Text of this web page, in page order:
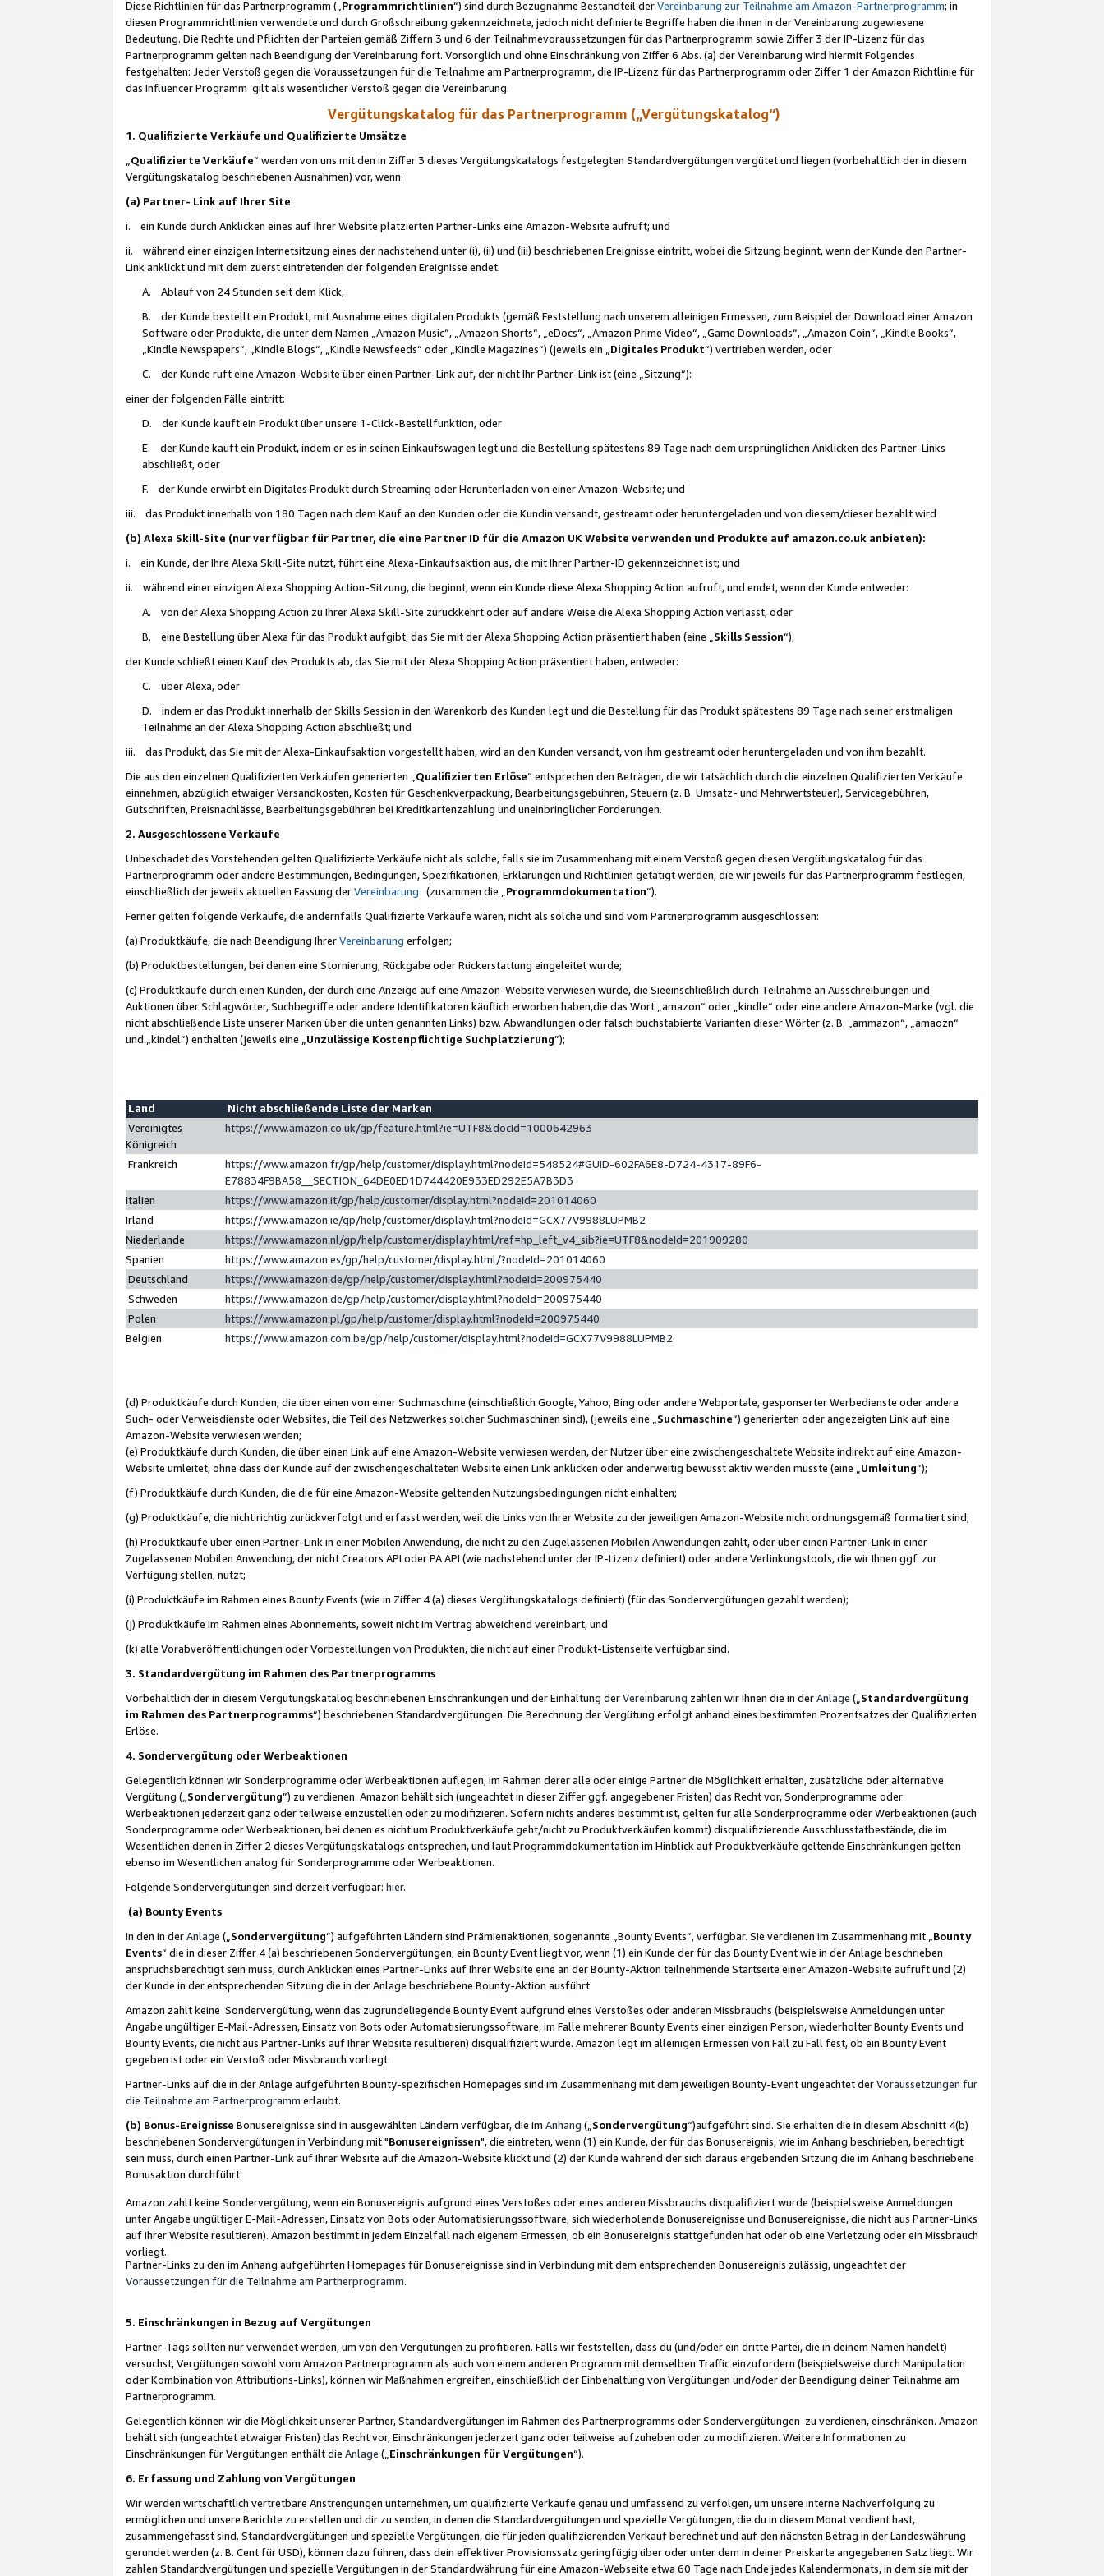
Diese Richtlinien für das Partnerprogramm („Programmrichtlinien“) sind durch Bezugnahme Bestandteil derVereinbarung zur Teilnahme am Amazon-Partnerprogramm; in
diesen Programmrichtlinien verwendete und durch Großschreibung gekennzeichnete, jedoch nicht definierte Begriffe haben die ihnen in der Vereinbarung zugewiesene
Bedeutung. Die Rechte und Pflichten der Parteien gemäß Ziffern 3 und 6 der Teilnahmevoraussetzungen für das Partnerprogramm sowie Ziffer 3 der IP-Lizenz für das
Partnerprogramm gelten nach Beendigung der Vereinbarung fort. Vorsorglich und ohne Einschränkung von Ziffer 6 Abs. (a) der Vereinbarung wird hiermit Folgendes
festgehalten: Jeder Verstoß gegen die Voraussetzungen für die Teilnahme am Partnerprogramm, die IP-Lizenz für das Partnerprogramm oder Ziffer 1 der Amazon Richtlinie für
das Influencer Programm gilt als wesentlicher Verstoß gegen die Vereinbarung.
Vergütungskatalog für das Partnerprogramm („Vergütungskatalog“)
1. Qualifizierte Verkäufe und Qualifizierte Umsätze
Qualifizierte Verkäufe“ werden von uns mit den in Ziffer 3 dieses Vergütungskatalogs festgelegten Standardvergütungen vergütet und liegen (vorbehaltlich der in diesem
Vergütungskatalog beschriebenen Ausnahmen) vor, wenn:
(a) Partner- Link auf Ihrer Site:
i. ein Kunde durch Anklicken eines auf Ihrer Website platzierten Partner-Links eine Amazon-Website aufruft; und
ii. während einer einzigen Internetsitzung eines der nachstehend unter (i), (ii) und (iii) beschriebenen Ereignisse eintritt, wobei die Sitzung beginnt, wenn der Kunde den Partner-
Link anklickt und mit dem zuerst eintretenden der folgenden Ereignisse endet:
A. Ablauf von 24 Stunden seit dem Klick,
B. der Kunde bestellt ein Produkt, mit Ausnahme eines digitalen Produkts (gemäß Feststellung nach unserem alleinigen Ermessen, zum Beispiel der Download einer Amazon
Software oder Produkte, die unter dem Namen „Amazon Music“, „Amazon Shorts“, „eDocs“, „Amazon Prime Video“, „Game Downloads“, „Amazon Coin“, „Kindle Books“,
„Kindle Newspapers“, „Kindle Blogs“, „Kindle Newsfeeds“ oder „Kindle Magazines“) (jeweils ein „ Digitales Produkt“) vertrieben werden, oder
C. der Kunde ruft eine Amazon-Website über einen Partner-Link auf, der nicht Ihr Partner-Link ist (eine „Sitzung“):
einer der folgenden Fälle eintritt:
D. der Kunde kauft ein Produkt über unsere 1-Click-Bestellfunktion, oder
E. der Kunde kauft ein Produkt, indem er es in seinen Einkaufswagen legt und die Bestellung spätestens 89 Tage nach dem ursprünglichen Anklicken des Partner-Links
abschließt, oder
F. der Kunde erwirbt ein Digitales Produkt durch Streaming oder Herunterladen von einer Amazon-Website; und
iii. das Produkt innerhalb von 180 Tagen nach dem Kauf an den Kunden oder die Kundin versandt, gestreamt oder heruntergeladen und von diesem/dieser bezahlt wird
(b) Alexa Skill-Site (nur verfügbar für Partner, die eine Partner ID für die Amazon UK Website verwenden und Produkte auf amazon.co.uk anbieten):
i. ein Kunde, der Ihre Alexa Skill-Site nutzt, führt eine Alexa-Einkaufsaktion aus, die mit Ihrer Partner-ID gekennzeichnet ist; und
ii. während einer einzigen Alexa Shopping Action-Sitzung, die beginnt, wenn ein Kunde diese Alexa Shopping Action aufruft, und endet, wenn der Kunde entweder:
A. von der Alexa Shopping Action zu Ihrer Alexa Skill-Site zurückkehrt oder auf andere Weise die Alexa Shopping Action verlässt, oder
B. eine Bestellung über Alexa für das Produkt aufgibt, das Sie mit der Alexa Shopping Action präsentiert haben (eine „ Skills Session“),
der Kunde schließt einen Kauf des Produkts ab, das Sie mit der Alexa Shopping Action präsentiert haben, entweder:
C. über Alexa, oder
D. indem er das Produkt innerhalb der Skills Session in den Warenkorb des Kunden legt und die Bestellung für das Produkt spätestens 89 Tage nach seiner erstmaligen
Teilnahme an der Alexa Shopping Action abschließt; und
iii. das Produkt, das Sie mit der Alexa-Einkaufsaktion vorgestellt haben, wird an den Kunden versandt, von ihm gestreamt oder heruntergeladen und von ihm bezahlt.
Die aus den einzelnen Qualifizierten Verkäufen generierten „ Qualifizierten Erlöse“ entsprechen den Beträgen, die wir tatsächlich durch die einzelnen Qualifizierten Verkäufe
einnehmen, abzüglich etwaiger Versandkosten, Kosten für Geschenkverpackung, Bearbeitungsgebühren, Steuern (z. B. Umsatz- und Mehrwertsteuer), Servicegebühren,
Gutschriften, Preisnachlässe, Bearbeitungsgebühren bei Kreditkartenzahlung und uneinbringlicher Forderungen.
2. Ausgeschlossene Verkäufe
Unbeschadet des Vorstehenden gelten Qualifizierte Verkäufe nicht als solche, falls sie im Zusammenhang mit einem Verstoß gegen diesen Vergütungskatalog für das
Partnerprogramm oder andere Bestimmungen, Bedingungen, Spezifikationen, Erklärungen und Richtlinien getätigt werden, die wir jeweils für das Partnerprogramm festlegen,
einschließlich der jeweils aktuellen Fassung derVereinbarung (zusammen die „ Programmdokumentation“).
Ferner gelten folgende Verkäufe, die andernfalls Qualifizierte Verkäufe wären, nicht als solche und sind vom Partnerprogramm ausgeschlossen:
(a) Produktkäufe, die nach Beendigung IhrerVereinbarung erfolgen;
(b) Produktbestellungen, bei denen eine Stornierung, Rückgabe oder Rückerstattung eingeleitet wurde;
(c) Produktkäufe durch einen Kunden, der durch eine Anzeige auf eine Amazon-Website verwiesen wurde, die Sieeinschließlich durch Teilnahme an Ausschreibungen und
Auktionen über Schlagwörter, Suchbegriffe oder andere Identifikatoren käuflich erworben haben,die das Wort „amazon“ oder „kindle“ oder eine andere Amazon-Marke (vgl. die
nicht abschließende Liste unserer Marken über die unten genannten Links) bzw. Abwandlungen oder falsch buchstabierte Varianten dieser Wörter (z. B. „ammazon“, „amaozn“
und „kindel“) enthalten (jeweils eine „ Unzulässige Kostenpflichtige Suchplatzierung”);
Land
Nicht abschließende Liste der Marken
Vereinigtes
Königreich
https://www.amazon.co.uk/gp/feature.html?ie=UTF8&docId=1000642963
Frankreich
https://www.amazon.fr/gp/help/customer/display.html?nodeId=548524#GUID-602FA6E8-D724-4317-89F6-
E78834F9BA58__SECTION_64DE0ED1D744420E933ED292E5A7B3D3
Italien
https://www.amazon.it/gp/help/customer/display.html?nodeId=201014060
Irland
https://www.amazon.ie/gp/help/customer/display.html?nodeId=GCX77V9988LUPMB2
Niederlande
https://www.amazon.nl/gp/help/customer/display.html/ref=hp_left_v4_sib?ie=UTF8&nodeId=201909280
Spanien
https://www.amazon.es/gp/help/customer/display.html/?nodeId=201014060
Deutschland
https://www.amazon.de/gp/help/customer/display.html?nodeId=200975440
Schweden
https://www.amazon.de/gp/help/customer/display.html?nodeId=200975440
Polen
https://www.amazon.pl/gp/help/customer/display.html?nodeId=200975440
Belgien
https://www.amazon.com.be/gp/help/customer/display.html?nodeId=GCX77V9988LUPMB2
(d) Produktkäufe durch Kunden, die über einen von einer Suchmaschine (einschließlich Google, Yahoo, Bing oder andere Webportale, gesponserter Werbedienste oder andere
Such- oder Verweisdienste oder Websites, die Teil des Netzwerkes solcher Suchmaschinen sind), (jeweils eine „ Suchmaschine“) generierten oder angezeigten Link auf eine
Amazon-Website verwiesen werden;
(e) Produktkäufe durch Kunden, die über einen Link auf eine Amazon-Website verwiesen werden, der Nutzer über eine zwischengeschaltete Website indirekt auf eine Amazon-
Website umleitet, ohne dass der Kunde auf der zwischengeschalteten Website einen Link anklicken oder anderweitig bewusst aktiv werden müsste (eine „ Umleitung“);
(f) Produktkäufe durch Kunden, die die für eine Amazon-Website geltenden Nutzungsbedingungen nicht einhalten;
(g) Produktkäufe, die nicht richtig zurückverfolgt und erfasst werden, weil die Links von Ihrer Website zu der jeweiligen Amazon-Website nicht ordnungsgemäß formatiert sind;
(h) Produktkäufe über einen Partner-Link in einer Mobilen Anwendung, die nicht zu den Zugelassenen Mobilen Anwendungen zählt, oder über einen Partner-Link in einer
Zugelassenen Mobilen Anwendung, der nicht Creators API oder PA API (wie nachstehend unter der IP-Lizenz definiert) oder andere Verlinkungstools, die wir Ihnen ggf. zur
Verfügung stellen, nutzt;
(i) Produktkäufe im Rahmen eines Bounty Events (wie in Ziffer 4 (a) dieses Vergütungskatalogs definiert) (für das Sondervergütungen gezahlt werden);
(j) Produktkäufe im Rahmen eines Abonnements, soweit nicht im Vertrag abweichend vereinbart, und
(k) alle Vorabveröffentlichungen oder Vorbestellungen von Produkten, die nicht auf einer Produkt-Listenseite verfügbar sind.
3. Standardvergütung im Rahmen des Partnerprogramms
Vorbehaltlich der in diesem Vergütungskatalog beschriebenen Einschränkungen und der Einhaltung derVereinbarung zahlen wir Ihnen die in derAnlage („ Standardvergütung
im Rahmen des Partnerprogramms“) beschriebenen Standardvergütungen. Die Berechnung der Vergütung erfolgt anhand eines bestimmten Prozentsatzes der Qualifizierten
Erlöse.
4. Sondervergütung oder Werbeaktionen
Gelegentlich können wir Sonderprogramme oder Werbeaktionen auflegen, im Rahmen derer alle oder einige Partner die Möglichkeit erhalten, zusätzliche oder alternative
Vergütung („ Sondervergütung”) zu verdienen. Amazon behält sich (ungeachtet in dieser Ziffer ggf. angegebener Fristen) das Recht vor, Sonderprogramme oder
Werbeaktionen jederzeit ganz oder teilweise einzustellen oder zu modifizieren. Sofern nichts anderes bestimmt ist, gelten für alle Sonderprogramme oder Werbeaktionen (auch
Sonderprogramme oder Werbeaktionen, bei denen es nicht um Produktverkäufe geht/nicht zu Produktverkäufen kommt) disqualifizierende Ausschlusstatbestände, die im
Wesentlichen denen in Ziffer 2 dieses Vergütungskatalogs entsprechen, und laut Programmdokumentation im Hinblick auf Produktverkäufe geltende Einschränkungen gelten
ebenso im Wesentlichen analog für Sonderprogramme oder Werbeaktionen.
Folgende Sondervergütungen sind derzeit verfügbar: hier.
(a) Bounty Events
In den in derAnlage („ Sondervergütung“) aufgeführten Ländern sind Prämienaktionen, sogenannte „Bounty Events“, verfügbar. Sie verdienen im Zusammenhang mit „ Bounty
Events“ die in dieser Ziffer 4 (a) beschriebenen Sondervergütungen; ein Bounty Event liegt vor, wenn (1) ein Kunde der für das Bounty Event wie in der Anlage beschrieben
anspruchsberechtigt sein muss, durch Anklicken eines Partner-Links auf Ihrer Website eine an der Bounty-Aktion teilnehmende Startseite einer Amazon-Website aufruft und (2)
der Kunde in der entsprechenden Sitzung die in der Anlage beschriebene Bounty-Aktion ausführt.
Amazon zahlt keine Sondervergütung, wenn das zugrundeliegende Bounty Event aufgrund eines Verstoßes oder anderen Missbrauchs (beispielsweise Anmeldungen unter
Angabe ungültiger E-Mail-Adressen, Einsatz von Bots oder Automatisierungssoftware, im Falle mehrerer Bounty Events einer einzigen Person, wiederholter Bounty Events und
Bounty Events, die nicht aus Partner-Links auf Ihrer Website resultieren) disqualifiziert wurde. Amazon legt im alleinigen Ermessen von Fall zu Fall fest, ob ein Bounty Event
gegeben ist oder ein Verstoß oder Missbrauch vorliegt.
Partner-Links auf die in der Anlage aufgeführten Bounty-spezifischen Homepages sind im Zusammenhang mit dem jeweiligen Bounty-Event ungeachtet derVoraussetzungen für
die Teilnahme am Partnerprogramm erlaubt.
(b) Bonus-Ereignisse Bonusereignisse sind in ausgewählten Ländern verfügbar, die im Anhang („ Sondervergütung“)aufgeführt sind. Sie erhalten die in diesem Abschnitt 4(b)
beschriebenen Sondervergütungen in Verbindung mit "Bonusereignissen", die eintreten, wenn (1) ein Kunde, der für das Bonusereignis, wie im Anhang beschrieben, berechtigt
sein muss, durch einen Partner-Link auf Ihrer Website auf die Amazon-Website klickt und (2) der Kunde während der sich daraus ergebenden Sitzung die im Anhang beschriebene
Bonusaktion durchführt.
Amazon zahlt keine Sondervergütung, wenn ein Bonusereignis aufgrund eines Verstoßes oder eines anderen Missbrauchs disqualifiziert wurde (beispielsweise Anmeldungen
unter Angabe ungültiger E-Mail-Adressen, Einsatz von Bots oder Automatisierungssoftware, sich wiederholende Bonusereignisse und Bonusereignisse, die nicht aus Partner-Links
auf Ihrer Website resultieren). Amazon bestimmt in jedem Einzelfall nach eigenem Ermessen, ob ein Bonusereignis stattgefunden hat oder ob eine Verletzung oder ein Missbrauch
vorliegt.
Partner-Links zu den im Anhang aufgeführten Homepages für Bonusereignisse sind in Verbindung mit dem entsprechenden Bonusereignis zulässig, ungeachtet der
Voraussetzungen für die Teilnahme am Partnerprogramm.
5. Einschränkungen in Bezug auf Vergütungen
Partner-Tags sollten nur verwendet werden, um von den Vergütungen zu profitieren. Falls wir feststellen, dass du (und/oder ein dritte Partei, die in deinem Namen handelt)
versuchst, Vergütungen sowohl vom Amazon Partnerprogramm als auch von einem anderen Programm mit demselben Traffic einzufordern (beispielsweise durch Manipulation
oder Kombination von Attributions-Links), können wir Maßnahmen ergreifen, einschließlich der Einbehaltung von Vergütungen und/oder der Beendigung deiner Teilnahme am
Partnerprogramm.
Gelegentlich können wir die Möglichkeit unserer Partner, Standardvergütungen im Rahmen des Partnerprogramms oder Sondervergütungen zu verdienen, einschränken. Amazon
behält sich (ungeachtet etwaiger Fristen) das Recht vor, Einschränkungen jederzeit ganz oder teilweise aufzuheben oder zu modifizieren. Weitere Informationen zu
Einschränkungen für Vergütungen enthält die Anlage („ Einschränkungen für Vergütungen“).
6. Erfassung und Zahlung von Vergütungen
Wir werden wirtschaftlich vertretbare Anstrengungen unternehmen, um qualifizierte Verkäufe genau und umfassend zu verfolgen, um unsere interne Nachverfolgung zu
ermöglichen und unsere Berichte zu erstellen und dir zu senden, in denen die Standardvergütungen und spezielle Vergütungen, die du in diesem Monat verdient hast,
zusammengefasst sind. Standardvergütungen und spezielle Vergütungen, die für jeden qualifizierenden Verkauf berechnet und auf den nächsten Betrag in der Landeswährung
gerundet werden (z. B. Cent für USD), können dazu führen, dass dein effektiver Provisionssatz geringfügig über oder unter dem in deiner Preiskarte angegebenen Satz liegt. Wir
zahlen Standardvergütungen und spezielle Vergütungen in der Standardwährung für eine Amazon-Webseite etwa 60 Tage nach Ende jedes Kalendermonats, in dem sie mit der